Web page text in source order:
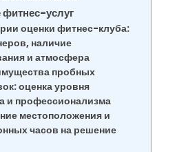
услуг
оценки фитнес-клуба:
наличие
и атмосфера
пробных
оценка уровня
и профессионализма
местоположения и
часов на решение